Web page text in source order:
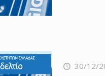
30/12/